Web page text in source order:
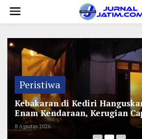
Peristiwa
Kebakaran di Kediri
Enam Kendaraan, Kerugian
8 Agustus 2026